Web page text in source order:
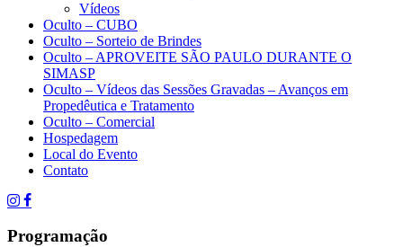
Vídeos
Oculto – CUBO
Oculto – Sorteio de Brindes
Oculto – APROVEITE SÃO PAULO DURANTE O
SIMASP
Oculto – Vídeos das Sessões Gravadas – Avanços em
Propedêutica e Tratamento
Oculto – Comercial
Hospedagem
Local do Evento
Contato
Programação